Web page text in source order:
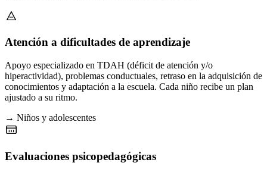
Atención a dificultades de aprendizaje
Apoyo especializado en TDAH (déficit de atención y/o
hiperactividad), problemas conductuales, retraso en la adquisición de
conocimientos y adaptación a la escuela. Cada niño recibe un plan
ajustado a su ritmo.
→ Niños y adolescentes
Evaluaciones psicopedagógicas